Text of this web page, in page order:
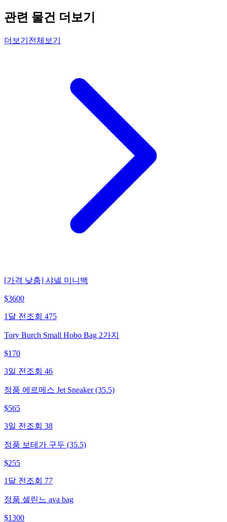
관련 물건 더보기
더보기 전체보기
[가격 낮춤] 샤넬 미니백
$3600
1달 전 조회 475
Tory Burch Small Hobo Bag 2가지
$170
3일 전 조회 46
정품 에르메스 Jet Sneaker (35.5)
$565
3일 전 조회 38
정품 보테가 구두 (35.5)
$255
1달 전 조회 77
정품 셀린느 ava bag
$1300